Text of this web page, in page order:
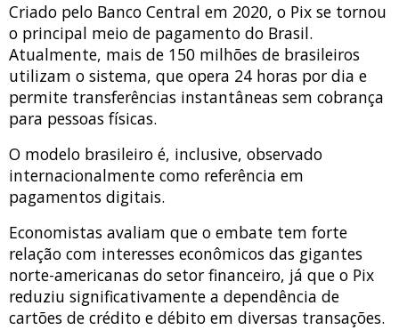
Criado pelo Banco Central em 2020, o Pix se tornou
o principal meio de pagamento do Brasil.
Atualmente, mais de 150 milhões de brasileiros
utilizam o sistema, que opera 24 horas por dia e
permite transferências instantâneas sem cobrança
para pessoas físicas.
O modelo brasileiro é, inclusive, observado
internacionalmente como referência em
pagamentos digitais.
Economistas avaliam que o embate tem forte
relação com interesses econômicos das gigantes
norte-americanas do setor financeiro, já que o Pix
reduziu significativamente a dependência de
cartões de crédito e débito em diversas transações.